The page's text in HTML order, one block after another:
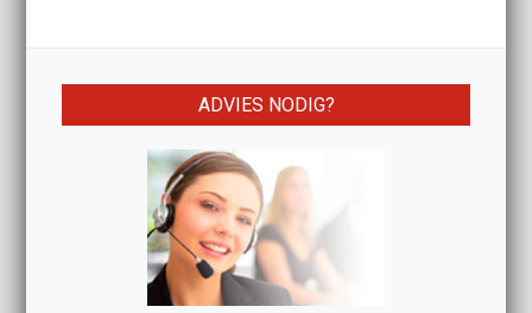
ADVIES NODIG?